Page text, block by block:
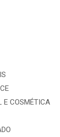
E COSMÉTICA